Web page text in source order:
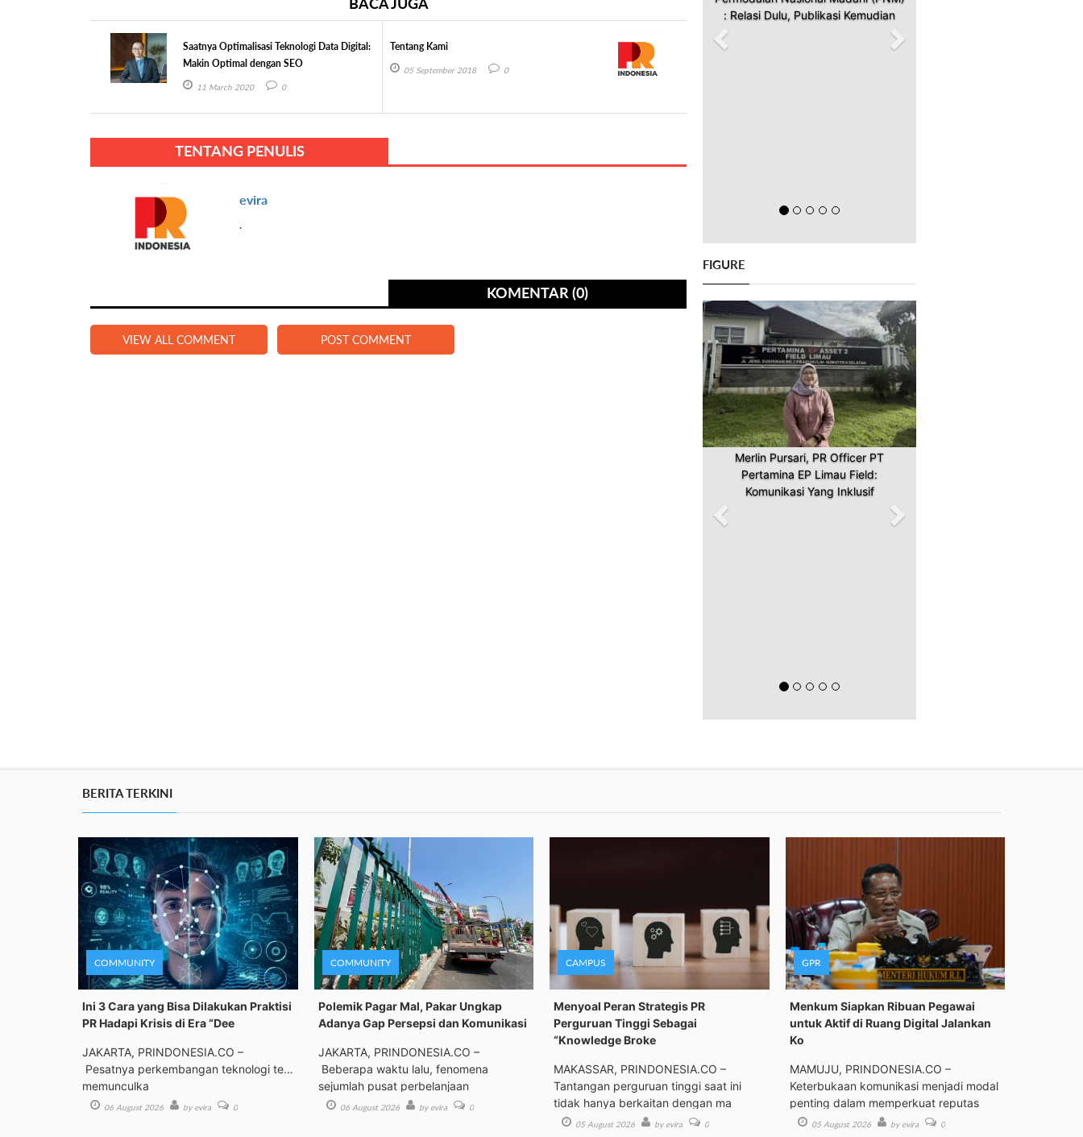
Saatnya Optimalisasi Teknologi Data Digital:
Makin Optimal dengan SEO
11 March 2020 0
Tentang Kami
05 September 2018 0
TENTANG PENULIS
evira
.
KOMENTAR (0)
VIEW ALL COMMENT POST COMMENT
: Relasi Dulu, Publikasi Kemudian
FIGURE
Merlin Pursari, PR Officer PT
Pertamina EP Limau Field:
Komunikasi Yang Inklusif
Previous Next
BERITA TERKINI
COMMUNITY
Ini 3 Cara yang Bisa Dilakukan Praktisi
PR Hadapi Krisis di Era “Dee
JAKARTA, PRINDONESIA.CO –
Pesatnya perkembangan teknologi telah
memunculka
06 August 2026 by evira 0
COMMUNITY
Polemik Pagar Mal, Pakar Ungkap
Adanya Gap Persepsi dan Komunikasi
JAKARTA, PRINDONESIA.CO –
Beberapa waktu lalu, fenomena
sejumlah pusat perbelanjaan
06 August 2026 by evira 0
CAMPUS
Menyoal Peran Strategis PR
Perguruan Tinggi Sebagai
“Knowledge Broke
MAKASSAR, PRINDONESIA.CO –
Tantangan perguruan tinggi saat ini
tidak hanya berkaitan dengan ma
05 August 2026 by evira 0
GPR
Menkum Siapkan Ribuan Pegawai
untuk Aktif di Ruang Digital Jalankan
Ko
MAMUJU, PRINDONESIA.CO –
Keterbukaan komunikasi menjadi modal
penting dalam memperkuat reputas
05 August 2026 by evira 0